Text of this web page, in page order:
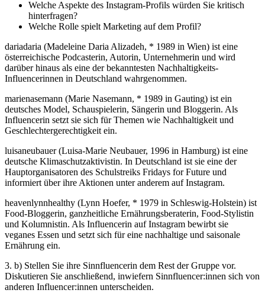
Welche Aspekte des Instagram-Profils würden Sie kritisch
hinterfragen?
Welche Rolle spielt Marketing auf dem Profil?
dariadaria (Madeleine Daria Alizadeh, * 1989 in Wien) ist eine
österreichische Podcasterin, Autorin, Unternehmerin und wird
darüber hinaus als eine der bekanntesten Nachhaltigkeits-
Influencerinnen in Deutschland wahrgenommen.
marienasemann (Marie Nasemann, * 1989 in Gauting) ist ein
deutsches Model, Schauspielerin, Sängerin und Bloggerin. Als
Influencerin setzt sie sich für Themen wie Nachhaltigkeit und
Geschlechtergerechtigkeit ein.
luisaneubauer (Luisa-Marie Neubauer, 1996 in Hamburg) ist eine
deutsche Klimaschutzaktivistin. In Deutschland ist sie eine der
Hauptorganisatoren des Schulstreiks Fridays for Future und
informiert über ihre Aktionen unter anderem auf Instagram.
heavenlynnhealthy (Lynn Hoefer, * 1979 in Schleswig-Holstein) ist
Food-Bloggerin, ganzheitliche Ernährungsberaterin, Food-Stylistin
und Kolumnistin. Als Influencerin auf Instagram bewirbt sie
veganes Essen und setzt sich für eine nachhaltige und saisonale
Ernährung ein.
3. b) Stellen Sie ihre Sinnfluencerin dem Rest der Gruppe vor.
Diskutieren Sie anschließend, inwiefern Sinnfluencer:innen sich von
anderen Influencer:innen unterscheiden.